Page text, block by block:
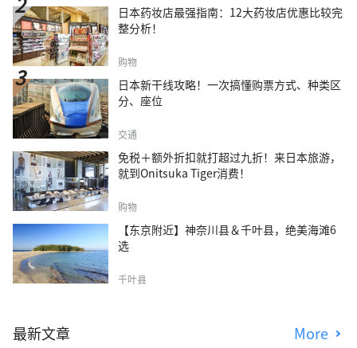
日本药妆店最强指南：12大药妆店优惠比较完
整分析！
购物
日本新干线攻略！一次搞懂购票方式、种类区
分、座位
交通
免税＋额外折扣就打超过九折！来日本旅游，
就到Onitsuka Tiger消费！
购物
【东京附近】神奈川县＆千叶县，绝美海滩6
选
千叶县
最新文章 More